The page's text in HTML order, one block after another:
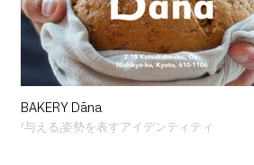
BAKERY Dāna
「与える」姿勢を表すアイデンティティ